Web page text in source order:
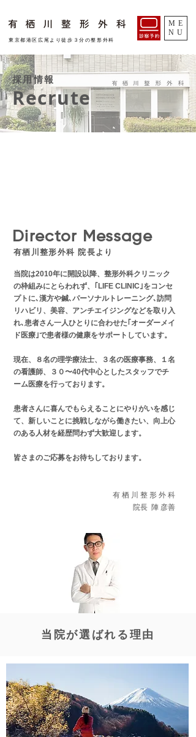
​東京都港区広尾より徒歩３分の整形外科
ME
NU
​採用情報
Recrute
​有栖川整形外科 院長より
Director Message
当院は2010年に開設以降、整形外科クリニック
の枠組みにとらわれず、｢LIFE CLINIC｣をコンセ
プトに､漢方や鍼､パーソナルトレーニング､訪問
リハビリ、美容、アンチエイジングなどを取り入
れ､患者さん一人ひとりに合わせた｢オーダーメイ
ド医療｣で患者様の健康をサポートしています。
現在、８名の理学療法士、３名の医療事務、１名
の看護師、３０〜40代中心としたスタッフでチ
ーム医療を行っております。
患者さんに喜んでもらえることにやりがいを感じ
て、新しいことに挑戦しながら働きたい、向上心
のある人材を経歴問わず大歓迎します。
​皆さまのご応募をお待ちしております。
有 栖 川 整 形 外 科
院長 陣 彦善
​当院が選ばれる理由